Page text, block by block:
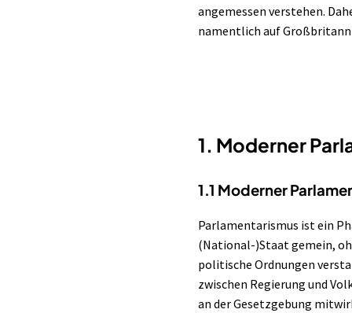
angemessen verstehen.
namentlich auf
1. Moderner
1.1 Moderner
Parlamentarismus ist ein
(National-)Staat gemein,
politische Ordnungen
zwischen Regierung und
an der Gesetzgebung